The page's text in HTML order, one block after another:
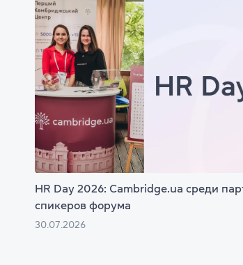
HR Day 2026: Cambridge.ua среди
спикеров форума
30.07.2026